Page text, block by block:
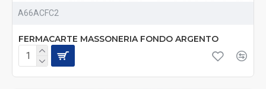
A66ACFC2
FERMACARTE MASSONERIA FONDO ARGENTO